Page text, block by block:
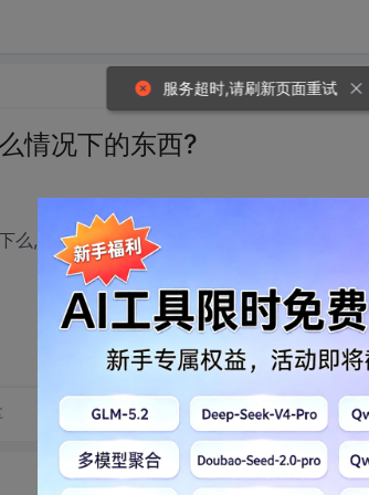
情况下的东西?
么,在实际开发中,用这种东西开发WEB项目
转发到动态 举报
服务超时,请刷新页面重试